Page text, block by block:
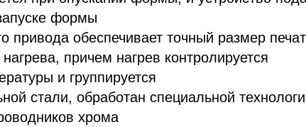
формы
привода обеспечивает точный размер
причем нагрев контролируется
и группируется
стали, обработан специальной
хрома